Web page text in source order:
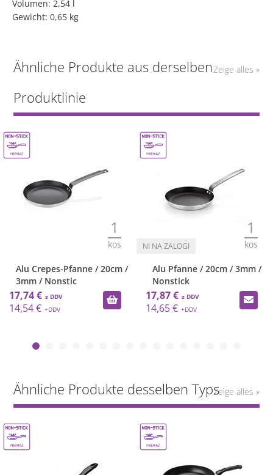
Volumen: 2,54 l
Gewicht: 0,65 kg
Ähnliche Produkte aus derselben
Produktlinie
Zeige alles »
1
kos
Alu Crepes-Pfanne / 20cm /
3mm / Nonstic
17,74 €
14,54 €
1
kos
Alu Pfanne / 20cm / 3mm /
Nonstick
17,87 €
14,65 €
Ähnliche Produkte desselben TypsZeige alles »